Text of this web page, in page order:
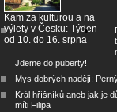
Kam za kulturou a na
výlety v Česku: Týden
od 10. do 16. srpna
Jdeme do puberty!
Mys dobrých nadějí:
Král hříšníků aneb jak je
míti Filipa